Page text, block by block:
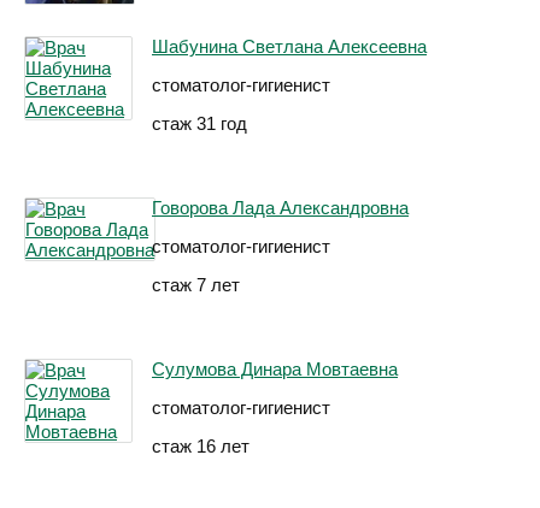
Шабунина Светлана Алексеевна
стоматолог-гигиенист
стаж 31 год
Говорова Лада Александровна
стоматолог-гигиенист
стаж 7 лет
Сулумова Динара Мовтаевна
стоматолог-гигиенист
стаж 16 лет